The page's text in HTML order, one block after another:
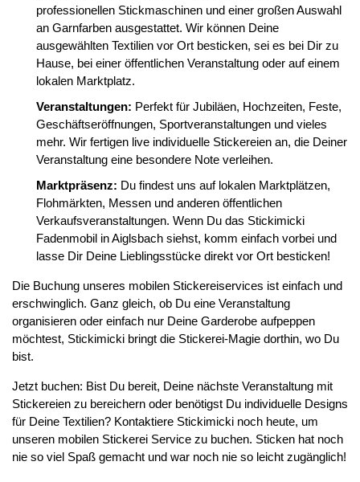
professionellen Stickmaschinen und einer großen Auswahl
an Garnfarben ausgestattet. Wir können Deine
ausgewählten Textilien vor Ort besticken, sei es bei Dir zu
Hause, bei einer öffentlichen Veranstaltung oder auf einem
lokalen Marktplatz.
Veranstaltungen: Perfekt für Jubiläen, Hochzeiten, Feste,
Geschäftseröffnungen, Sportveranstaltungen und vieles
mehr. Wir fertigen live individuelle Stickereien an, die Deiner
Veranstaltung eine besondere Note verleihen.
Marktpräsenz: Du findest uns auf lokalen Marktplätzen,
Flohmärkten, Messen und anderen öffentlichen
Verkaufsveranstaltungen. Wenn Du das Stickimicki
Fadenmobil in Aiglsbach siehst, komm einfach vorbei und
lasse Dir Deine Lieblingsstücke direkt vor Ort besticken!
Die Buchung unseres mobilen Stickereiservices ist einfach und
erschwinglich. Ganz gleich, ob Du eine Veranstaltung
organisieren oder einfach nur Deine Garderobe aufpeppen
möchtest, Stickimicki bringt die Stickerei-Magie dorthin, wo Du
bist.
Jetzt buchen: Bist Du bereit, Deine nächste Veranstaltung mit
Stickereien zu bereichern oder benötigst Du individuelle Designs
für Deine Textilien? Kontaktiere Stickimicki noch heute, um
unseren mobilen Stickerei Service zu buchen. Sticken hat noch
nie so viel Spaß gemacht und war noch nie so leicht zugänglich!